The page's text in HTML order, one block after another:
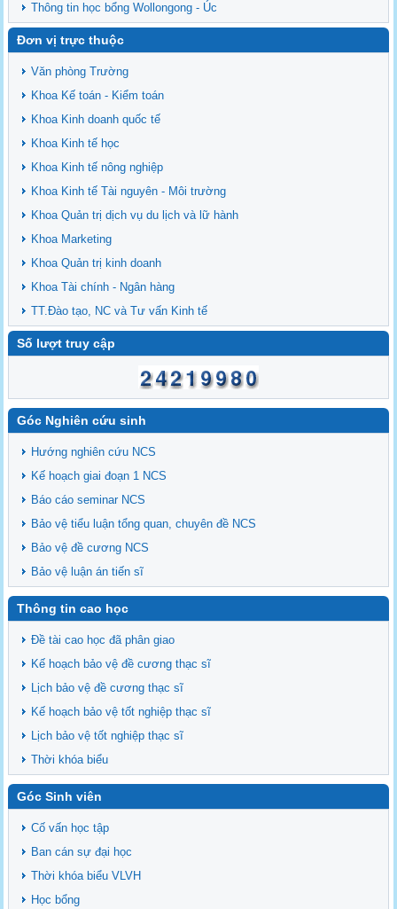
Thông tin học bổng Wollongong - Úc
Đơn vị trực thuộc
Văn phòng Trường
Khoa Kế toán - Kiểm toán
Khoa Kinh doanh quốc tế
Khoa Kinh tế học
Khoa Kinh tế nông nghiệp
Khoa Kinh tế Tài nguyên - Môi trường
Khoa Quản trị dịch vụ du lịch và lữ hành
Khoa Marketing
Khoa Quản trị kinh doanh
Khoa Tài chính - Ngân hàng
TT.Đào tạo, NC và Tư vấn Kinh tế
Số lượt truy cập
Góc Nghiên cứu sinh
Hướng nghiên cứu NCS
Kế hoạch giai đoạn 1 NCS
Báo cáo seminar NCS
Bảo vệ tiểu luận tổng quan, chuyên đề NCS
Bảo vệ đề cương NCS
Bảo vệ luận án tiến sĩ
Thông tin cao học
Đề tài cao học đã phân giao
Kế hoạch bảo vệ đề cương thạc sĩ
Lịch bảo vệ đề cương thạc sĩ
Kế hoạch bảo vệ tốt nghiệp thạc sĩ
Lịch bảo vệ tốt nghiệp thạc sĩ
Thời khóa biểu
Góc Sinh viên
Cố vấn học tập
Ban cán sự đại học
Thời khóa biểu VLVH
Học bổng